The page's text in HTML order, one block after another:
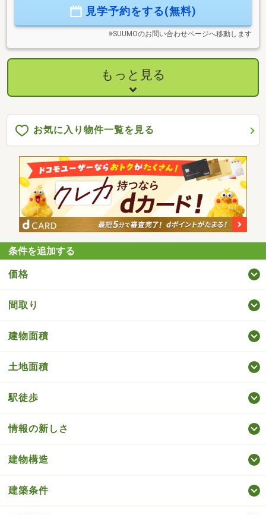
見学予約をする(無料)
※SUUMOのお問い合わせページへ移動します
もっと見る
お気に入り物件一覧を見る
条件を追加する
価格
間取り
建物面積
土地面積
駅徒歩
情報の新しさ
建物構造
建築条件